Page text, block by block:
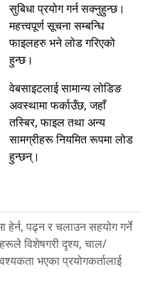
सुबिधा प्रयोग गर्न सक्नुहुन्छ।
महत्त्वपूर्ण सूचना सम्बन्धि
फाइलहरु भने लोड गरिएको
हुन्छ।
वेबसाइटलाई सामान्य लोडिङ
अवस्थामा फर्काउँछ, जहाँ
तस्बिर, फाइल तथा अन्य
सामग्रीहरू नियमित रूपमा लोड
हुन्छन्।
पढ्न र चलाउन सहयोग गर्ने
विशेषगरी दृश्य, चाल/
भएका प्रयोगकर्तालाई